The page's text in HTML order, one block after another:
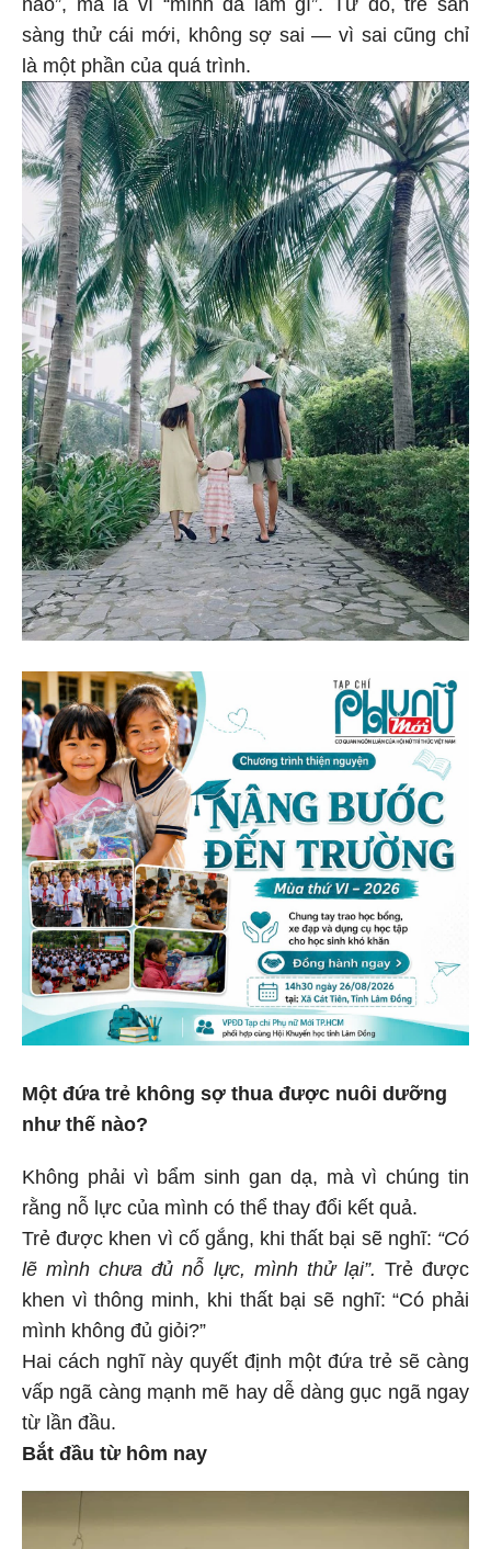
sàng thử cái mới, không sợ sai — vì sai cũng chỉ
là một phần của quá trình.
Một đứa trẻ không sợ thua được nuôi dưỡng
như thế nào?
Không phải vì bẩm sinh gan dạ, mà vì chúng tin
rằng nỗ lực của mình có thể thay đổi kết quả.
Trẻ được khen vì cố gắng, khi thất bại sẽ nghĩ: “Có
lẽ mình chưa đủ nỗ lực, mình thử lại”. Trẻ được
khen vì thông minh, khi thất bại sẽ nghĩ: “Có phải
mình không đủ giỏi?”
Hai cách nghĩ này quyết định một đứa trẻ sẽ càng
vấp ngã càng mạnh mẽ hay dễ dàng gục ngã ngay
từ lần đầu.
Bắt đầu từ hôm nay